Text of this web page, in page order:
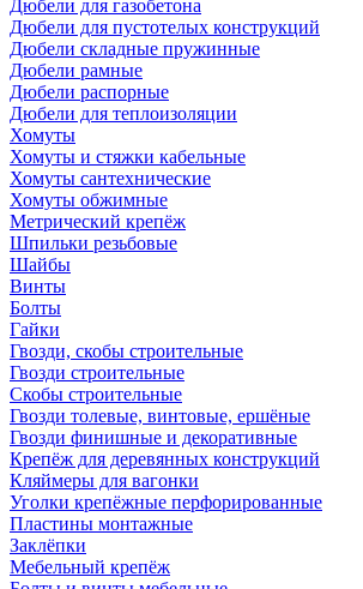
Дюбели для газобетона
Дюбели для пустотелых конструкций
Дюбели складные пружинные
Дюбели рамные
Дюбели распорные
Дюбели для теплоизоляции
Хомуты
Хомуты и стяжки кабельные
Хомуты сантехнические
Хомуты обжимные
Метрический крепёж
Шпильки резьбовые
Шайбы
Винты
Болты
Гайки
Гвозди, скобы строительные
Гвозди строительные
Скобы строительные
Гвозди толевые, винтовые, ершёные
Гвозди финишные и декоративные
Крепёж для деревянных конструкций
Кляймеры для вагонки
Уголки крепёжные перфорированные
Пластины монтажные
Заклёпки
Мебельный крепёж